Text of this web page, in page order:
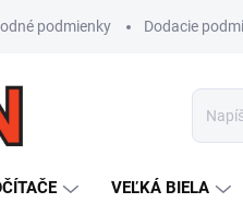
podmienky Dodacie
VEĽKÁ BIELA